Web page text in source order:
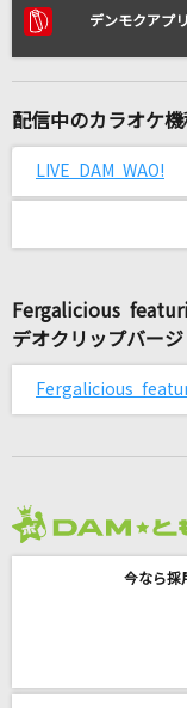
エゴロック
5050
シルエット
広瀬香美
[良音]全力少年
デンモクアプ
配信中のカラオケ機
LIVE DAM WAO!
Fergalicious
デオクリップバー
Fergalicious
今なら採